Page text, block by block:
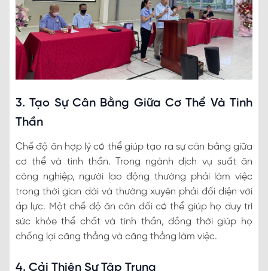
3. Tạo Sự Cân Bằng Giữa Cơ Thể Và Tinh
Thần
Chế độ ăn hợp lý có thể giúp tạo ra sự cân bằng giữa
cơ thể và tinh thần. Trong ngành dịch vụ suất ăn
công nghiệp, người lao động thường phải làm việc
trong thời gian dài và thường xuyên phải đối diện với
áp lực. Một chế độ ăn cân đối có thể giúp họ duy trì
sức khỏe thể chất và tinh thần, đồng thời giúp họ
chống lại căng thẳng và căng thẳng làm việc.
4. Cải Thiện Sự Tập Trung